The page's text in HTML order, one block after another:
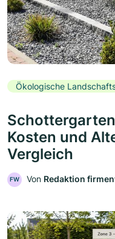
Ökologische
Kosten und
Vergleich
FW Von Redaktion